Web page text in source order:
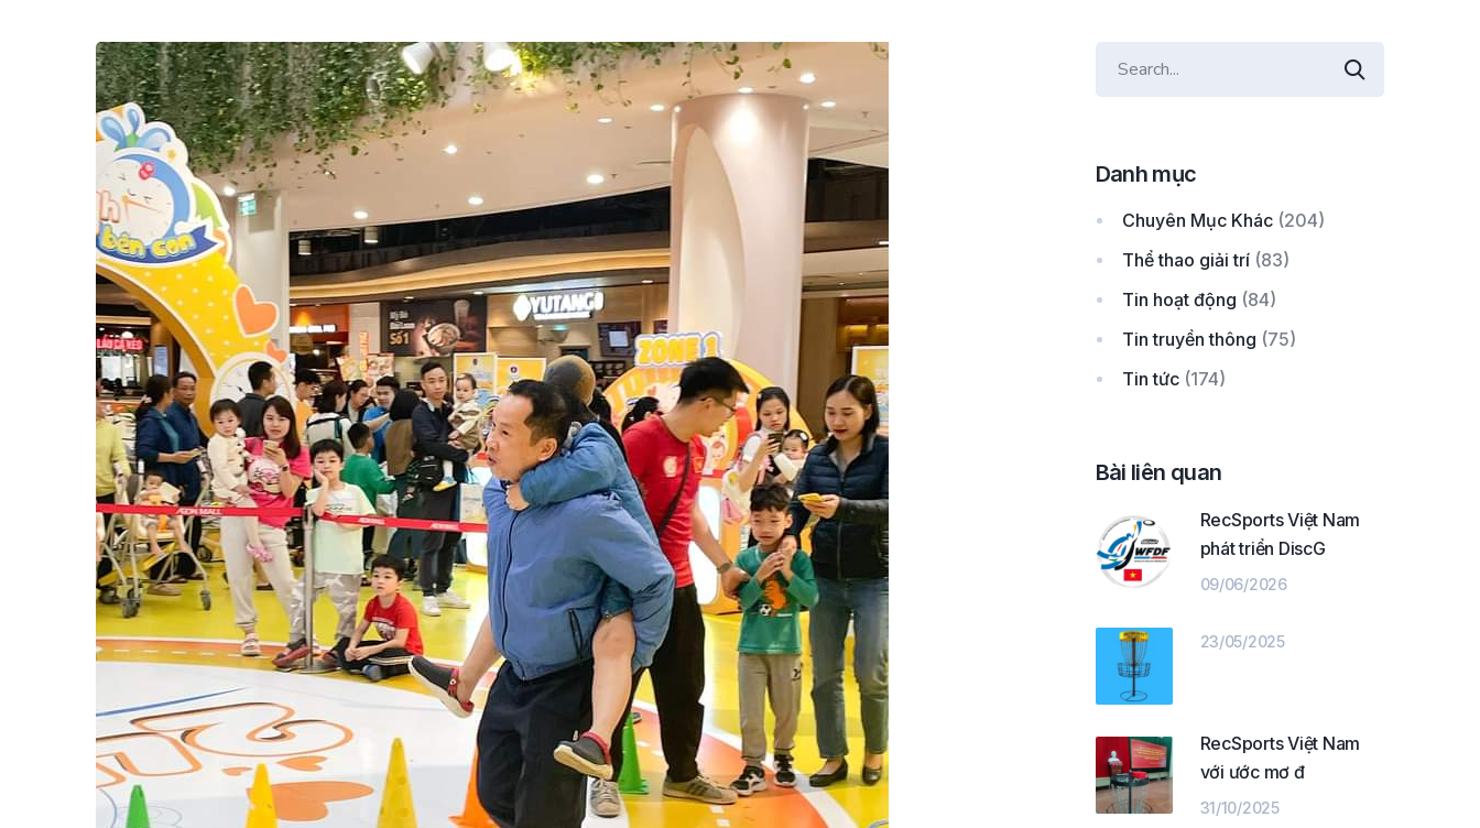
Danh mục
Chuyên Mục Khác(204)
Thể thao giải trí(83)
Tin hoạt động (84)
Tin truyền thông (75)
Tin tức(174)
Bài liên quan
RecSports Việt Nam
phát triển DiscG
09/06/2026
23/05/2025
RecSports Việt Nam
với ước mơ đ
31/10/2025